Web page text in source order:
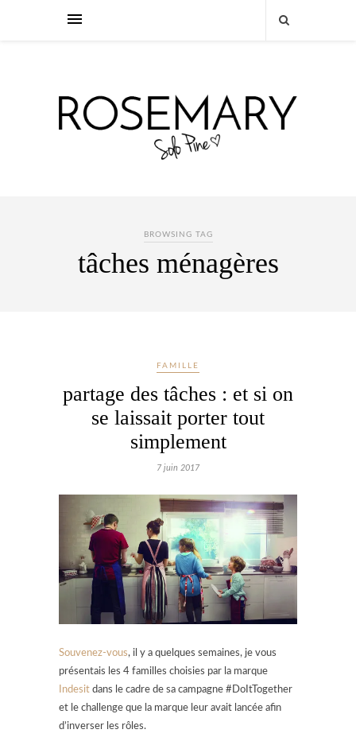
BROWSING TAG
tâches ménagères
FAMILLE
partage des tâches : et si on
se laissait porter tout
simplement
7 juin 2017
Souvenez-vous, il y a quelques semaines, je vous
présentais les 4 familles choisies par la marque
Indesit dans le cadre de sa campagne #DoItTogether
et le challenge que la marque leur avait lancée afin
d’inverser les rôles.